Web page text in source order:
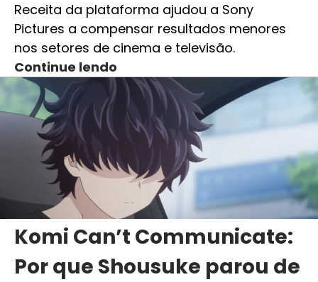
Receita da plataforma ajudou a Sony
Pictures a compensar resultados menores
nos setores de cinema e televisão.
Continue lendo
Komi Can’t Communicate:
Por que Shousuke parou de